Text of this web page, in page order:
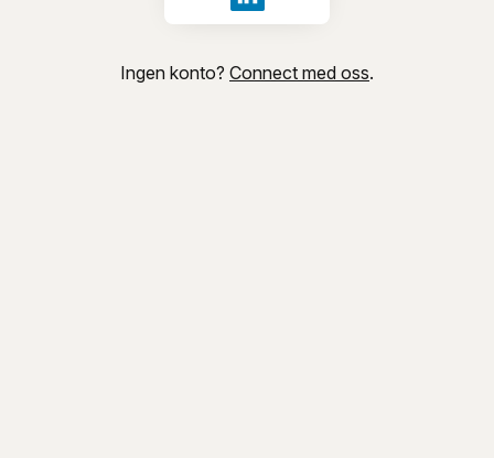
Logg inn med LinkedIn
Ingen konto? Connect med oss.